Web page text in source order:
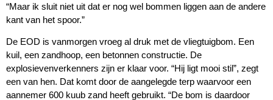
“Maar ik sluit niet uit dat er nog wel bommen liggen aan de andere
kant van het spoor.”
De EOD is vanmorgen vroeg al druk met de vliegtuigbom. Een
kuil, een zandhoop, een betonnen constructie. De
explosievenverkenners zijn er klaar voor. “Hij ligt mooi stil”, zegt
een van hen. Dat komt door de aangelegde terp waarvoor een
aannemer 600 kuub zand heeft gebruikt. “De bom is daardoor